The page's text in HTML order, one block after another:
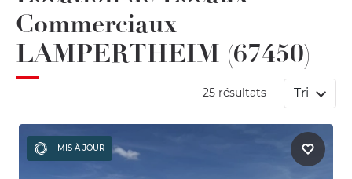
Commerciaux
LAMPERTHEIM (67450)
25 résultats Tri
MIS À JOUR